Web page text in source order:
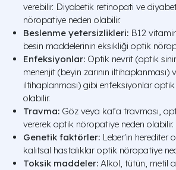
verebilir. Diyabetik retinopati ve
nöropatiye neden olabilir.
Beslenme yetersizlikleri: B12
besin maddelerinin eksikliği optik
Enfeksiyonlar: Optik nevrit (optik
menenjit (beyin zarının iltihaplanması)
iltihaplanması) gibi enfeksiyonlar
olabilir.
Travma: Göz veya kafa travması,
vererek optik nöropatiye neden olabilir.
Genetik faktörler: Leber'in herediter
kalıtsal hastalıklar optik nöropatiye
Toksik maddeler: Alkol, tütün, metil